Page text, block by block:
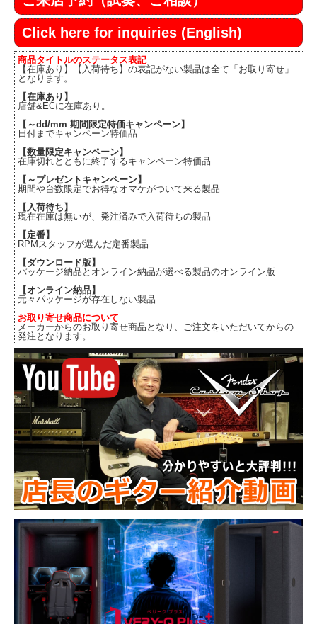
Click here for inquiries (English)
商品タイトルのステータス表記
【在庫あり】【入荷待ち】の表記がない製品は全て「お取り寄せ」
となります。
【在庫あり】
店舗&ECに在庫あり。
【～dd/mm 期間限定特価キャンペーン】
日付までキャンペーン特価品
【数量限定キャンペーン】
在庫切れとともに終了するキャンペーン特価品
【～プレゼントキャンペーン】
期間や台数限定でお得なオマケがついて来る製品
【入荷待ち】
現在在庫は無いが、発注済みで入荷待ちの製品
【定番】
RPMスタッフが選んだ定番製品
【ダウンロード版】
パッケージ納品とオンライン納品が選べる製品のオンライン版
【オンライン納品】
元々パッケージが存在しない製品
お取り寄せ商品について
メーカーからのお取り寄せ商品となり、ご注文をいただいてからの
発注となります。